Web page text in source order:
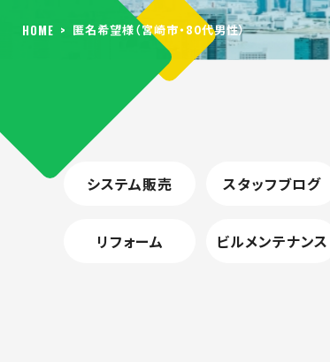
HOME > 匿名希望様（宮崎市・80代男性）
システム販売 スタッフブログ
リフォーム ビルメンテナンス